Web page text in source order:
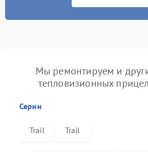
Мы ремонтируем и
тепловизионных
Серии
Trail Trail